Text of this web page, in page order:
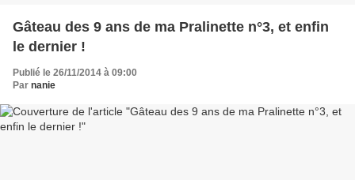
Gâteau des 9 ans de ma Pralinette n°3, et enfin
le dernier !
Publié le 26/11/2014 à 09:00
Par nanie